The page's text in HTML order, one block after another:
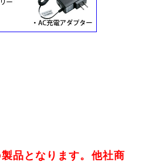
品となります。他社商